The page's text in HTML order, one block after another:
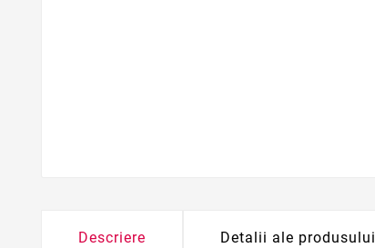
Descriere Detalii ale produsului